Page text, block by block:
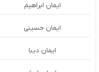
ایمان ابراهیم
ایمان حسینی
ایمان دیبا